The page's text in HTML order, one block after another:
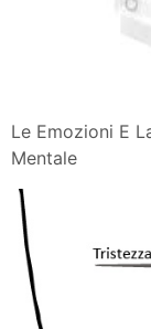
Le Emozioni E
Mentale